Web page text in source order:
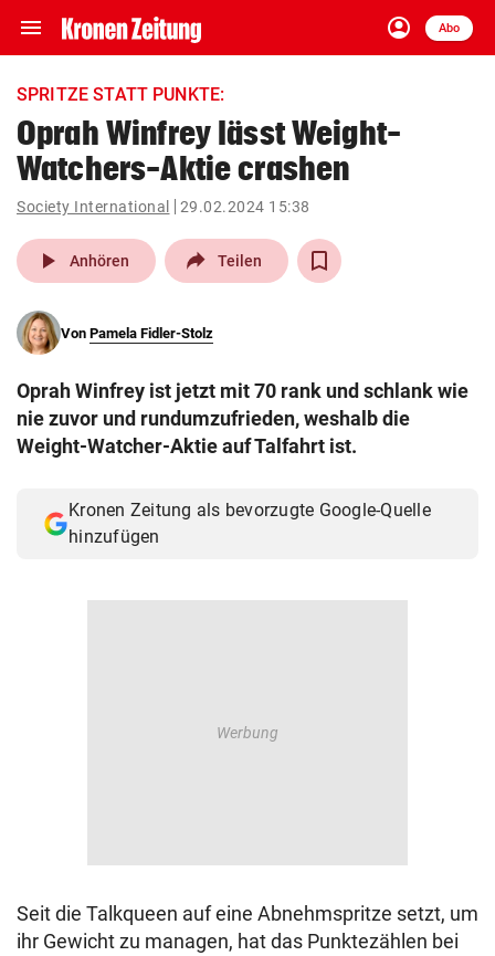
menu Navigation
ein-/ausklappen
account_circle
Anmelden
Abo
close Schließen
account_circle Anmelden
arrow_right
pin_drop
Wien arrow_right
search
eingeben
© Krone Multimedia GmbH & Co KG 2026
Muthgasse 2, 1190 Wien
SPRITZE STATT PUNKTE:
Oprah Winfrey lässt Weight-
Watchers-Aktie crashen
Society International 29.02.2024 15:38
play_arrow Anhören Teilen
Von Pamela Fidler-Stolz
Oprah Winfrey ist jetzt mit 70 rank und schlank wie
nie zuvor und rundumzufrieden, weshalb die
Weight-Watcher-Aktie auf Talfahrt ist.
Kronen Zeitung als bevorzugte Google-Quelle
hinzufügen
Seit die Talkqueen auf eine Abnehmspritze setzt, um
ihr Gewicht zu managen, hat das Punktezählen bei